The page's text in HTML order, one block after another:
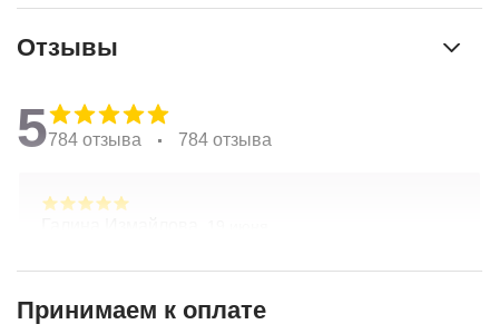
Отзывы
5784 отзыва 784 отзыва
городе, заказываю через приложение. Всегда
Принимаем к оплате